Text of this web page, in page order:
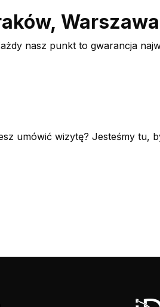
nasz punkt to gwarancja
umówić wizytę? Jesteśmy tu,